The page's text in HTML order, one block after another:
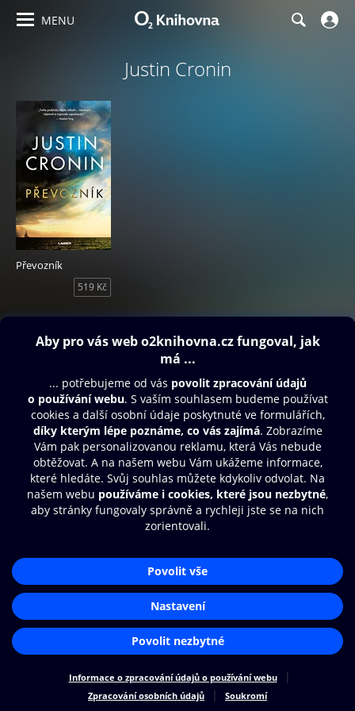
MENU
Justin Cronin
Převozník
519 Kč
Obsah ke stažení
Další zábava
© O2 Czech Republic a.s.
Nákupní řád
Přístupnost
Cookies
Nastavení cookies
Aplikace O2 Knihovna
Čti a poslouchej své e-knihy a
audioknihy rychleji a pohodlněji.